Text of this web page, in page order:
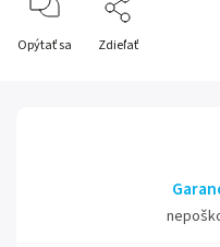
Opýtať sa Zdieľať